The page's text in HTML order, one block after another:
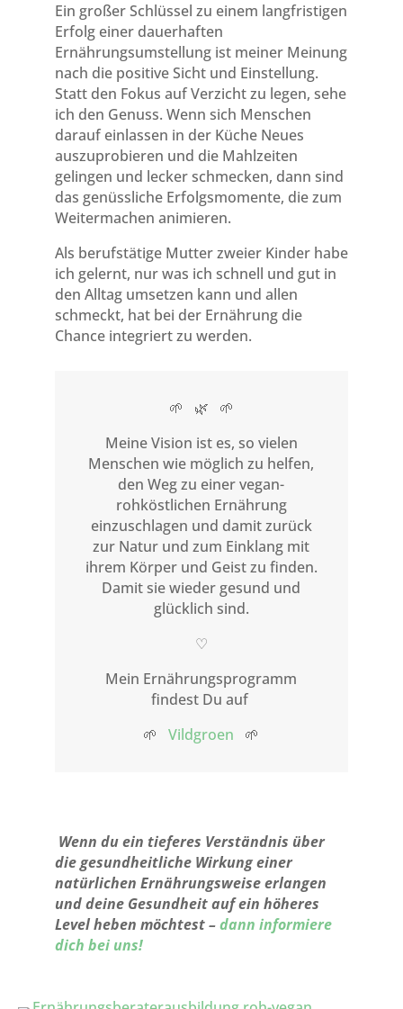
Ein großer Schlüssel zu einem langfristigen
Erfolg einer dauerhaften
Ernährungsumstellung ist meiner Meinung
nach die positive Sicht und Einstellung.
Statt den Fokus auf Verzicht zu legen, sehe
ich den Genuss. Wenn sich Menschen
darauf einlassen in der Küche Neues
auszuprobieren und die Mahlzeiten
gelingen und lecker schmecken, dann sind
das genüssliche Erfolgsmomente, die zum
Weitermachen animieren.
Als berufstätige Mutter zweier Kinder habe
ich gelernt, nur was ich schnell und gut in
den Alltag umsetzen kann und allen
schmeckt, hat bei der Ernährung die
Chance integriert zu werden.
🌱 🌿 🌱
Meine Vision ist es, so vielen
Menschen wie möglich zu helfen,
den Weg zu einer vegan-
rohköstlichen Ernährung
einzuschlagen und damit zurück
zur Natur und zum Einklang mit
ihrem Körper und Geist zu finden.
Damit sie wieder gesund und
glücklich sind.
♡
Mein Ernährungsprogramm
findest Du auf
🌱Vildgroen 🌱
Wenn du ein tieferes Verständnis über
die gesundheitliche Wirkung einer
natürlichen Ernährungsweise erlangen
und deine Gesundheit auf ein höheres
Level heben möchtest –dann informiere
dich bei uns!